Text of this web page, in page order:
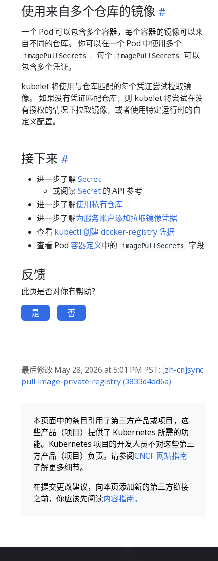
使用来自多个仓库的镜像
一个 Pod 可以包含多个容器，每个容器的镜像可以来
自不同的仓库。 你可以在一个 Pod 中使用多个
imagePullSecrets ，每个 imagePullSecrets
可以
包含多个凭证。
kubelet 将使用与仓库匹配的每个凭证尝试拉取镜
像。 如果没有凭证匹配仓库，则 kubelet 将尝试在没
有授权的情况下拉取镜像，或者使用特定运行时的自
定义配置。
接下来
进一步了解Secret
或阅读Secret 的 API 参考
进一步了解使用私有仓库
进一步了解为服务账户添加拉取镜像凭据
查看 kubectl 创建 docker-registry 凭据
查看 Pod 容器定义中的 imagePullSecrets 字段
反馈
此页是否对你有帮助？
是 否
最后修改 May 28, 2026 at 5:01 PM PST: [zh-cn]sync
pull-image-private-registry (3833d4dd6a)
本页面中的条目引用了第三方产品或项目，这
些产品（项目）提供了 Kubernetes 所需的功
能。Kubernetes 项目的开发人员不对这些第三
方产品（项目）负责。请参阅CNCF 网站指南
了解更多细节。
在提交更改建议，向本页添加新的第三方链接
之前，你应该先阅读内容指南。